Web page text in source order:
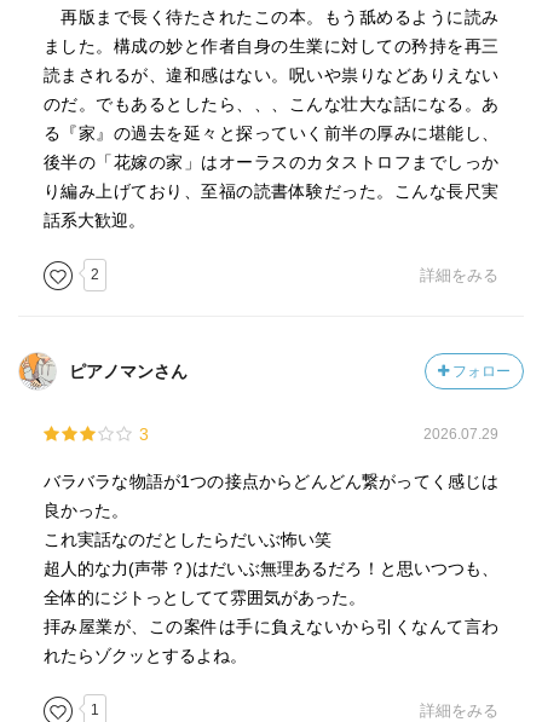
再版まで長く待たされたこの本。もう舐めるように読み
ました。構成の妙と作者自身の生業に対しての矜持を再三
読まされるが、違和感はない。呪いや祟りなどありえない
のだ。でもあるとしたら、、、こんな壮大な話になる。あ
る『家』の過去を延々と探っていく前半の厚みに堪能し、
後半の「花嫁の家」はオーラスのカタストロフまでしっか
り編み上げており、至福の読書体験だった。こんな長尺実
話系大歓迎。
2 詳細をみる
ピアノマンさん フォロー
3 2026.07.29
バラバラな物語が1つの接点からどんどん繋がってく感じは
良かった。
これ実話なのだとしたらだいぶ怖い笑
超人的な力(声帯？)はだいぶ無理あるだろ！と思いつつも、
全体的にジトっとしてて雰囲気があった。
拝み屋業が、この案件は手に負えないから引くなんて言わ
れたらゾクッとするよね。
1 詳細をみる